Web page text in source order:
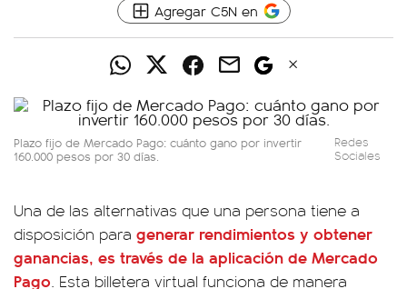
Agregar C5N en
Plazo fijo de Mercado Pago: cuánto gano por invertir
160.000 pesos por 30 días.
Redes
Sociales
Una de las alternativas que una persona tiene a
disposición para generar rendimientos y obtener
ganancias, es través de la aplicación de Mercado
Pago. Esta billetera virtual funciona de manera